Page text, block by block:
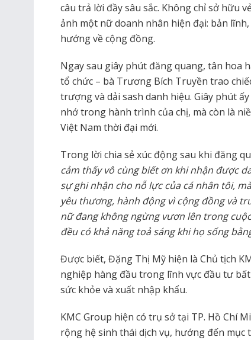
câu trả lời đầy sâu sắc. Không chỉ sở hữu
ảnh một nữ doanh nhân hiện đại: bản
hướng về cộng đồng.
Ngay sau giây phút đăng quang, tân hoa
tổ chức – bà Trương Bích Truyền trao
trượng và dải sash danh hiệu. Giây phút
nhớ trong hành trình của chị, mà còn là
Việt Nam thời đại mới.
Trong lời chia sẻ xúc động sau khi đăng
cảm thấy vô cùng biết ơn khi nhận được
sự ghi nhận cho nỗ lực của cá nhân tôi,
yêu thương, hành động vì cộng đồng và
nữ đang không ngừng vươn lên trong
đều có khả năng toả sáng khi họ sống
Được biết, Đặng Thị Mỹ hiện là Chủ tịch
nghiệp hàng đầu trong lĩnh vực đầu tư
sức khỏe và xuất nhập khẩu.
KMC Group hiện có trụ sở tại TP. Hồ Chí
rộng hệ sinh thái dịch vụ, hướng đến